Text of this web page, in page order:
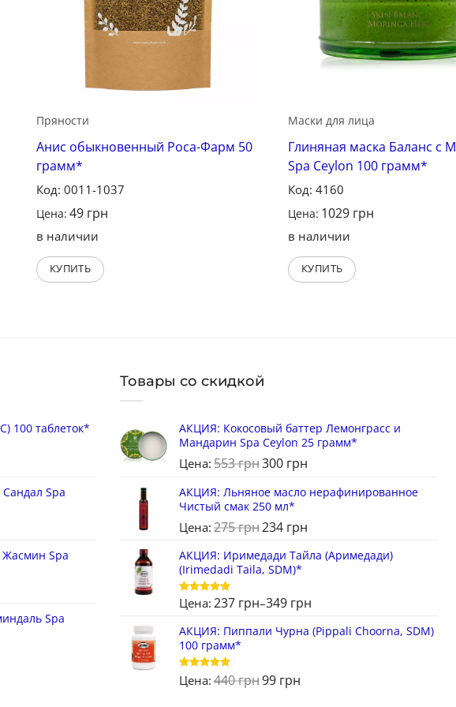
Пряности
Анис обыкновенный Роса-Фарм 50
грамм*
Код: 0011-1037
Цена: 49 грн
в наличии
КУПИТЬ
Маски для лица
Глиняная маска Баланс с
Spa Ceylon 100 грамм*
Код: 4160
Цена: 1029 грн
в наличии
КУПИТЬ
100 таблеток*
Spa
Spa
Spa
Товары со скидкой
АКЦИЯ: Кокосовый баттер Лемонграсс и
Мандарин Spa Ceylon 25 грамм*
Цена: 553грн300 грн
АКЦИЯ: Льняное масло нерафинированное
Чистый смак 250 мл*
Цена: 275грн234 грн
АКЦИЯ: Иримедади Тайла (Аримедади)
(Irimedadi Taila, SDM)*
Оценка5
из 5
Цена: 237 грн–349 грн
АКЦИЯ: Пиппали Чурна (Pippali Choorna, SDM)
100 грамм*
Оценка5
из 5
Цена: 440грн99 грн